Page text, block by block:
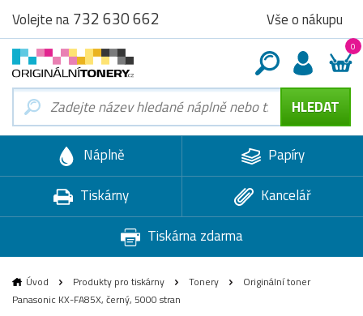
Volejte na732 630 662 Vše o nákupu
0
Náplně
Papíry
Tiskárny
Kancelář
Tiskárna zdarma
Úvod Produkty pro tiskárny Tonery
Originální toner
Panasonic KX-FA85X, černý, 5000 stran